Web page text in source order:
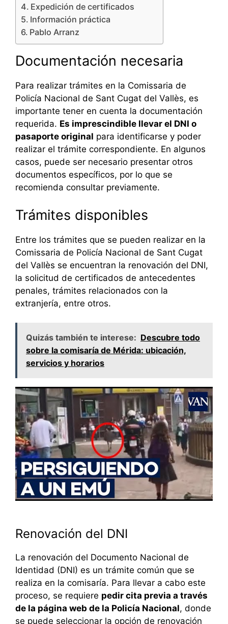
Expedición de certificados
Información práctica
Pablo Arranz
Documentación necesaria
Para realizar trámites en la Comissaria de
Policía Nacional de Sant Cugat del Vallès, es
importante tener en cuenta la documentación
requerida. Es imprescindible llevar el DNI o
pasaporte original para identificarse y poder
realizar el trámite correspondiente. En algunos
casos, puede ser necesario presentar otros
documentos específicos, por lo que se
recomienda consultar previamente.
Trámites disponibles
Entre los trámites que se pueden realizar en la
Comissaria de Policía Nacional de Sant Cugat
del Vallès se encuentran la renovación del DNI,
la solicitud de certificados de antecedentes
penales, trámites relacionados con la
extranjería, entre otros.
Quizás también te interese: Descubre todo
sobre la comisaría de Mérida: ubicación,
servicios y horarios
Renovación del DNI
La renovación del Documento Nacional de
Identidad (DNI) es un trámite común que se
realiza en la comisaría. Para llevar a cabo este
proceso, se requiere pedir cita previa a través
de la página web de la Policía Nacional, donde
se puede seleccionar la opción de renovación